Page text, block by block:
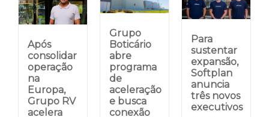
Após
consolidar
operação
na
Europa,
Grupo RV
acelera
Grupo
Boticário
abre
programa
de
aceleração
e busca
conexão
Para
sustentar
expansão,
Softplan
anuncia
três novos
executivos